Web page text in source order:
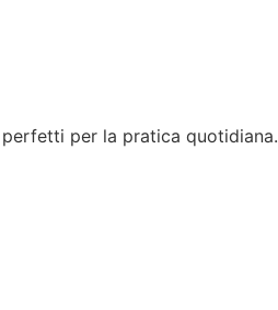
per la pratica quotidiana.